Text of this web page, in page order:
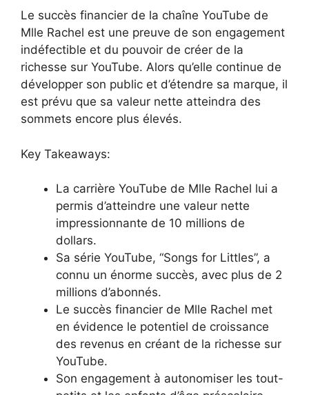
Le succès financier de la chaîne YouTube de
Mlle Rachel est une preuve de son engagement
indéfectible et du pouvoir de créer de la
richesse sur YouTube. Alors qu’elle continue de
développer son public et d’étendre sa marque, il
est prévu que sa valeur nette atteindra des
sommets encore plus élevés.
Key Takeaways:
La carrière YouTube de Mlle Rachel lui a
permis d’atteindre une valeur nette
impressionnante de 10 millions de
dollars.
Sa série YouTube, “Songs for Littles”, a
connu un énorme succès, avec plus de 2
millions d’abonnés.
Le succès financier de Mlle Rachel met
en évidence le potentiel de croissance
des revenus en créant de la richesse sur
YouTube.
Son engagement à autonomiser les tout-